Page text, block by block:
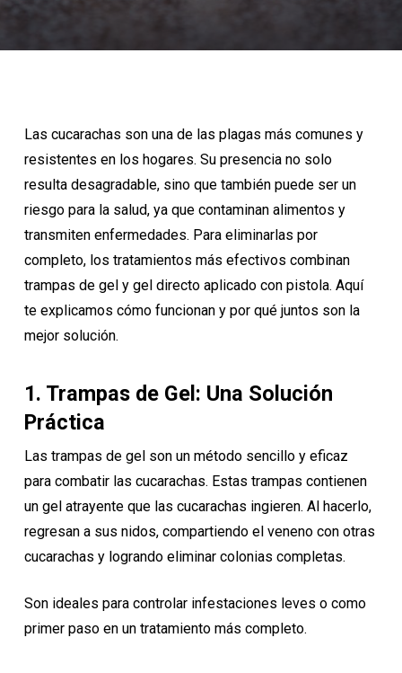
Las cucarachas son una de las plagas más comunes y
resistentes en los hogares. Su presencia no solo
resulta desagradable, sino que también puede ser un
riesgo para la salud, ya que contaminan alimentos y
transmiten enfermedades. Para eliminarlas por
completo, los tratamientos más efectivos combinan
trampas de gel y gel directo aplicado con pistola. Aquí
te explicamos cómo funcionan y por qué juntos son la
mejor solución.
1. Trampas de Gel: Una Solución
Práctica
Las trampas de gel son un método sencillo y eficaz
para combatir las cucarachas. Estas trampas contienen
un gel atrayente que las cucarachas ingieren. Al hacerlo,
regresan a sus nidos, compartiendo el veneno con otras
cucarachas y logrando eliminar colonias completas.
Son ideales para controlar infestaciones leves o como
primer paso en un tratamiento más completo.